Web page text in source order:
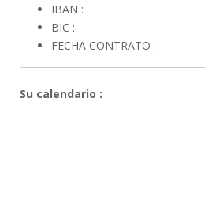
IBAN :
BIC :
FECHA CONTRATO :
Su calendario :